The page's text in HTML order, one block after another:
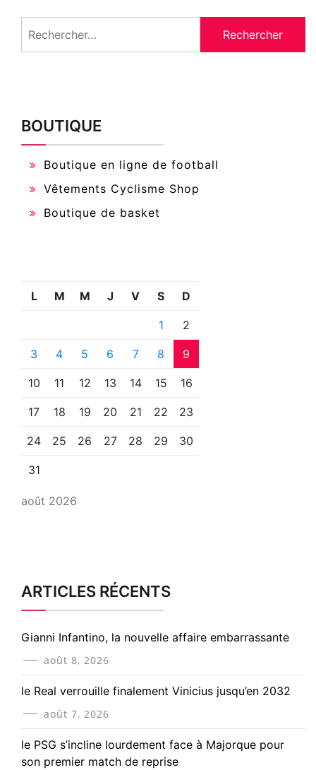
BOUTIQUE
Boutique en ligne de football
Vêtements Cyclisme Shop
Boutique de basket
août 2026
L M M J V S D
1 2
3 4 5 6 7 8 9
10 11 12 13 14 15 16
17 18 19 20 21 22 23
24 25 26 27 28 29 30
31
ARTICLES RÉCENTS
Gianni Infantino, la nouvelle affaire embarrassante
août 8, 2026
le Real verrouille finalement Vinicius jusqu’en 2032
août 7, 2026
le PSG s’incline lourdement face à Majorque pour
son premier match de reprise